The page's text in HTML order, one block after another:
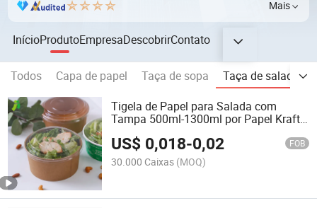
Mais
InícioProdutoEmpresaDescobrirContato
Todos Capa de papel Taça de sopa Taça de salada
Tigela de Papel para Salada com
Tampa 500ml-1300ml por Papel Kraft
US$ 0,018-0,02 FOB
30.000 Caixas (MOQ)